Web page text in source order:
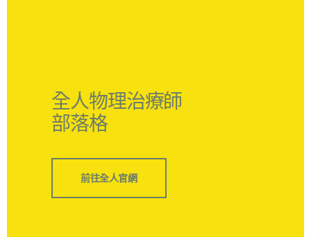
全人物理治療師
部落格
前往全人官網